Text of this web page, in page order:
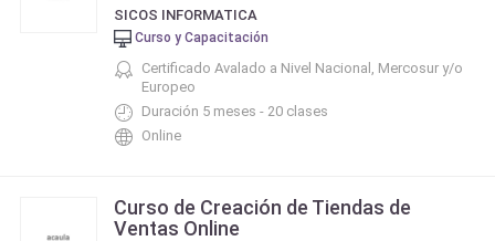
SICOS INFORMATICA
Curso y Capacitación
Certificado Avalado a Nivel Nacional, Mercosur y/o
Europeo
Duración 5 meses - 20 clases
Online
Curso de Creación de Tiendas de
Ventas Online